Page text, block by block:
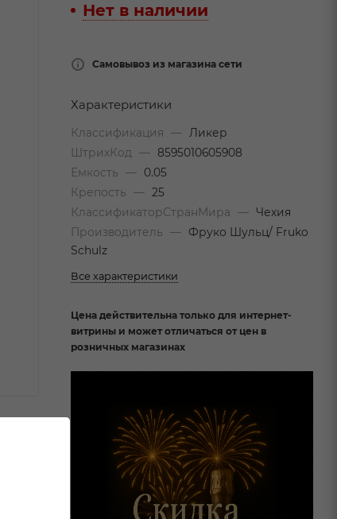
Нет в наличии
Самовывоз из магазина сети
Характеристики
Классификация —
Ликер
ШтрихКод
—
8595010605908
Емкость
—
0.05
Крепость
— 25
КлассификаторСтранМира
—
Чехия
Производитель
— Фруко Шульц/ Fruko
Schulz
Все характеристики
Цена действительна только для интернет-
витрины и может отличаться от цен в
розничных магазинах